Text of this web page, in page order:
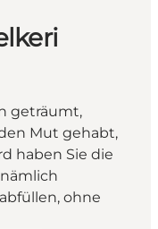
geträumt,
Mut gehabt,
haben Sie die
ohne